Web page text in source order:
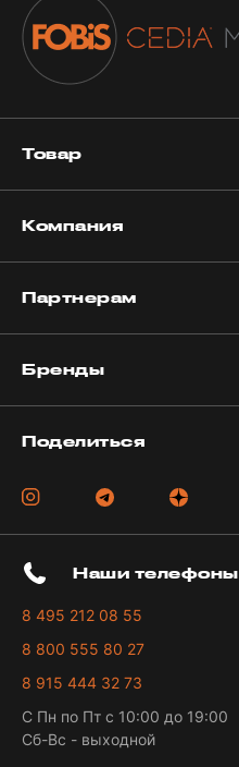
Товар
Компания
Партнерам
Бренды
Поделиться
Наши телефоны
8 495 212 08 55
8 800 555 80 27
8 915 444 32 73
С Пн по Пт с 10:00 до 19:00
Сб-Вс - выходной